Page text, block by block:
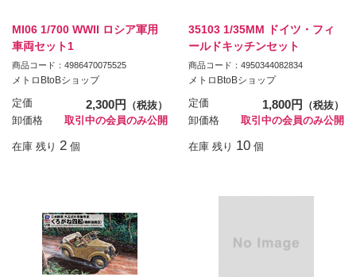
MI06 1/700 WWII ロシア軍用
車両セット1
商品コード：4986470075525
メトロBtoBショップ
定価 2,300円
（税抜）
卸価格
取引中の会員のみ公開
在庫 残り 2 個
35103 1/35MM ドイツ・フィ
ールドキッチンセット
商品コード：4950344082834
メトロBtoBショップ
定価 1,800円
（税抜）
卸価格
取引中の会員のみ公開
在庫 残り 10 個